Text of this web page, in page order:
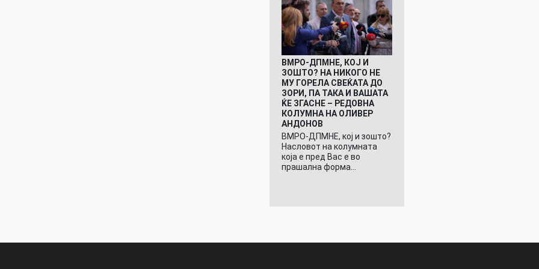
ВМРО-ДПМНЕ, КОЈ И
ЗОШТО? НА НИКОГО НЕ
МУ ГОРЕЛА СВЕЌАТА ДО
ЗОРИ, ПА ТАКА И ВАШАТА
ЌЕ ЗГАСНЕ – РЕДОВНА
КОЛУМНА НА ОЛИВЕР
АНДОНОВ
ВМРО-ДПМНЕ, кој и зошто?
Насловот на колумната
која е пред Вас е во
прашална форма…